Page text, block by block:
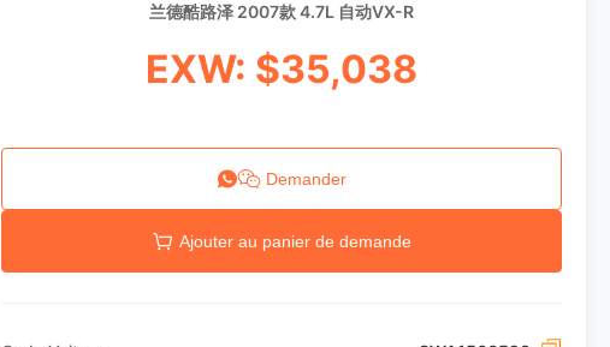
兰德酷路泽 2007款 4.7L 自动VX-R
EXW: $35,038
Demander
Ajouter au panier de demande